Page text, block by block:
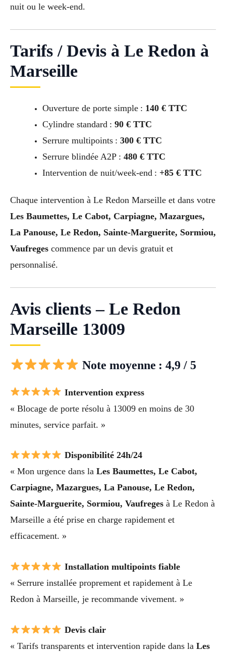
nuit ou le week-end.
Tarifs / Devis à Le Redon à
Marseille
Ouverture de porte simple : 140 € TTC
Cylindre standard : 90 € TTC
Serrure multipoints : 300 € TTC
Serrure blindée A2P : 480 € TTC
Intervention de nuit/week-end : +85 € TTC
Chaque intervention à Le Redon Marseille et dans votre
Les Baumettes, Le Cabot, Carpiagne, Mazargues,
La Panouse, Le Redon, Sainte-Marguerite, Sormiou,
Vaufreges commence par un devis gratuit et
personnalisé.
Avis clients – Le Redon
Marseille 13009
Note moyenne : 4,9 / 5
Intervention express
« Blocage de porte résolu à 13009 en moins de 30
minutes, service parfait. »
Disponibilité 24h/24
« Mon urgence dans la Les Baumettes, Le Cabot,
Carpiagne, Mazargues, La Panouse, Le Redon,
Sainte-Marguerite, Sormiou, Vaufreges à Le Redon à
Marseille a été prise en charge rapidement et
efficacement. »
Installation multipoints fiable
« Serrure installée proprement et rapidement à Le
Redon à Marseille, je recommande vivement. »
Devis clair
« Tarifs transparents et intervention rapide dans la Les